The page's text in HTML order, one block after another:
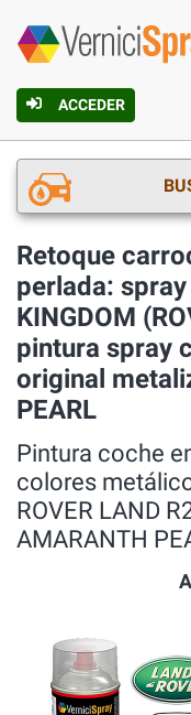
ACCEDER
Retoque
perlada:
KINGDOM
pintura spray
original
PEARL
Pintura coche
colores
ROVER LAND
AMARANTH